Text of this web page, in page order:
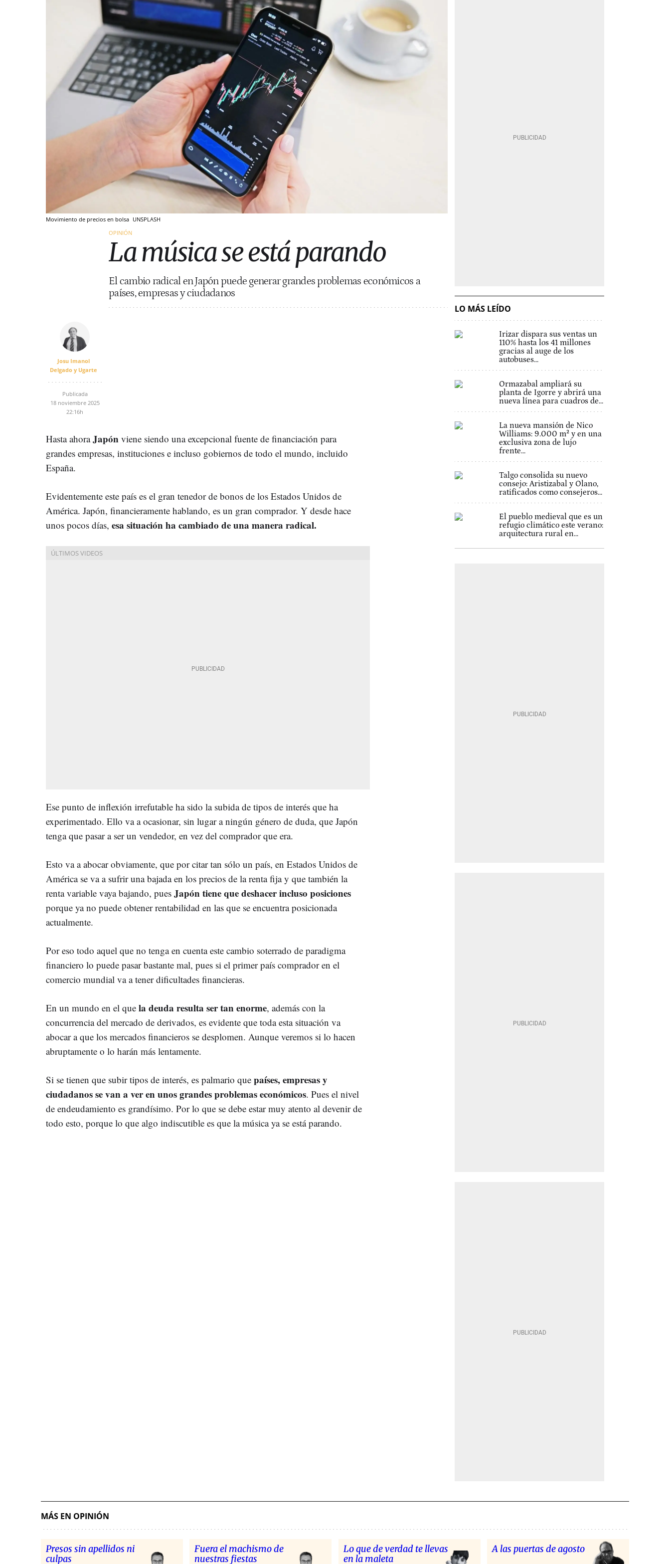
Movimiento de precios en bolsa UNSPLASH
OPINIÓN
La música se está parando
El cambio radical en Japón puede generar grandes problemas económicos a
países, empresas y ciudadanos
Josu Imanol
Delgado y Ugarte
Publicada
18 noviembre 2025
22:16h
Hasta ahoraJapón viene siendo una excepcional fuente de financiación para
grandes empresas, instituciones e incluso gobiernos de todo el mundo, incluido
España.
Evidentemente este país es el gran tenedor de bonos de los Estados Unidos de
América. Japón, financieramente hablando, es un gran comprador. Y desde hace
unos pocos días, esa situación ha cambiado de una manera radical.
Ese punto de inflexión irrefutable ha sido la subida de tipos de interés que ha
experimentado. Ello va a ocasionar, sin lugar a ningún género de duda, que Japón
tenga que pasar a ser un vendedor, en vez del comprador que era.
Esto va a abocar obviamente, que por citar tan sólo un país, en Estados Unidos de
América se va a sufrir una bajada en los precios de la renta fija y que también la
renta variable vaya bajando, pues Japón tiene que deshacer incluso posiciones
porque ya no puede obtener rentabilidad en las que se encuentra posicionada
actualmente.
Por eso todo aquel que no tenga en cuenta este cambio soterrado de paradigma
financiero lo puede pasar bastante mal, pues si el primer país comprador en el
comercio mundial va a tener dificultades financieras.
En un mundo en el que la deuda resulta ser tan enorme, además con la
concurrencia del mercado de derivados, es evidente que toda esta situación va
abocar a que los mercados financieros se desplomen. Aunque veremos si lo hacen
abruptamente o lo harán más lentamente.
Si se tienen que subir tipos de interés, es palmario que países, empresas y
ciudadanos se van a ver en unos grandes problemas económicos. Pues el nivel
de endeudamiento es grandísimo. Por lo que se debe estar muy atento al devenir de
todo esto, porque lo que algo indiscutible es que la música ya se está parando.
LO MÁS LEÍDO
Irizar dispara sus ventas un
110% hasta los 41 millones
gracias al auge de los
autobuses...
Ormazabal ampliará su
planta de Igorre y abrirá una
nueva línea para cuadros de...
La nueva mansión de Nico
Williams: 9.000 m² y en una
exclusiva zona de lujo
frente...
Talgo consolida su nuevo
consejo: Aristizabal y Olano,
ratificados como consejeros...
El pueblo medieval que es un
refugio climático este verano:
arquitectura rural en...
MÁS EN OPINIÓN
Presos sin apellidos ni
culpas
Fuera el machismo de
nuestras fiestas
Lo que de verdad te llevas
en la maleta
A las puertas de agosto